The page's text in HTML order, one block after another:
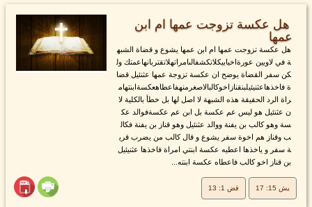
هل عكسة تزوجت عمها ام ابن
عمها
هل عكسة تزوجت عمها ام ابن عمها يشوع و قضاة الشبه
ة في لاويين عورةاخيابيكلاتكشفالىامراتهلاتقتربانهاعمتك ول
كن سفر القضاة يوضح ان عكسة تزوجة عمها عثنئيل قضا
ة فاخذهاعثنيئيلبنقنازاخوكالبالاصغرمنهفاعطاهعكسةابنتهام
راة الرد الحقيقة هذه الشبهة لا اصل لها بل خطأ بالكلية لا
ن عثنئيل هو ليس عم عكسة بل ابن عم عكسةفوالد عك
سة وهو كالب بن يفنة ووالد عثنئيل وهو قناز بن يفنة فكال
ب وقناز هم اخوة سفر يشوع و قال كالب من يضرب قري
ة سفر و ياخذها اعطيه عكسة ابنتي امراة فاخذها عثنيئيل
بن قناز اخو كالب فاعطاه عكسة ابنته...
يش 15: 17 قض 1: 13